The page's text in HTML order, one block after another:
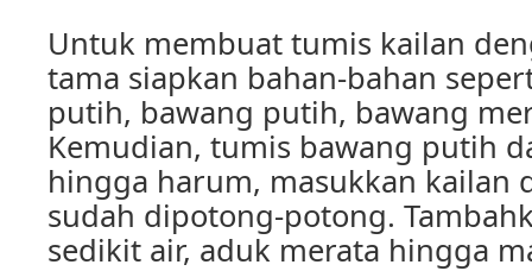
Untuk membuat tumis kailan
tama siapkan bahan-bahan
putih, bawang putih, bawang
Kemudian, tumis bawang putih
hingga harum, masukkan kailan
sudah dipotong-potong.
sedikit air, aduk merata hingga